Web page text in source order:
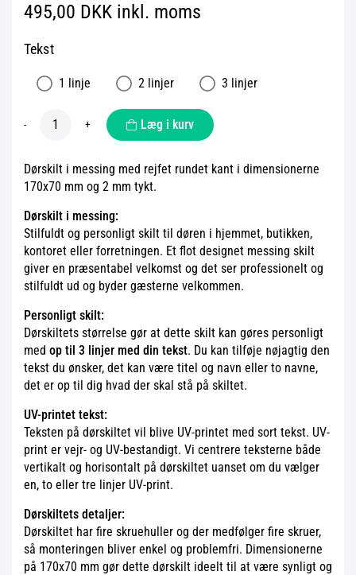
495,00 DKK inkl. moms
Tekst
1 linje 2 linjer 3 linjer
- + Læg i kurv
Dørskilt i messing med rejfet rundet kant i dimensionerne
170x70 mm og 2 mm tykt.
Dørskilt i messing:
Stilfuldt og personligt skilt til døren i hjemmet, butikken,
kontoret eller forretningen. Et flot designet messing skilt
giver en præsentabel velkomst og det ser professionelt og
stilfuldt ud og byder gæsterne velkommen.
Personligt skilt:
Dørskiltets størrelse gør at dette skilt kan gøres personligt
med op til 3 linjer med din tekst. Du kan tilføje nøjagtig den
tekst du ønsker, det kan være titel og navn eller to navne,
det er op til dig hvad der skal stå på skiltet.
UV-printet tekst:
Teksten på dørskiltet vil blive UV-printet med sort tekst. UV-
print er vejr- og UV-bestandigt. Vi centrere teksterne både
vertikalt og horisontalt på dørskiltet uanset om du vælger
en, to eller tre linjer UV-print.
Dørskiltets detaljer:
Dørskiltet har fire skruehuller og der medfølger fire skruer,
så monteringen bliver enkel og problemfri. Dimensionerne
på 170x70 mm gør dette dørskilt ideelt til at være synligt og